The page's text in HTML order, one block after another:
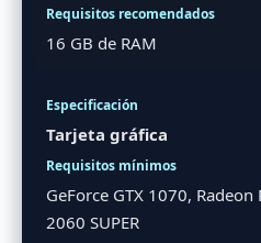
16 GB de RAM
Tarjeta gráfica
GeForce GTX 1070, Radeon
2060 SUPER